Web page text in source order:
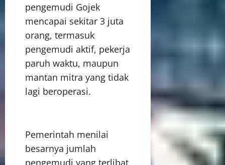
pengemudi Gojek
mencapai sekitar 3 juta
orang, termasuk
pengemudi aktif, pekerja
paruh waktu, maupun
mantan mitra yang tidak
lagi beroperasi.
Pemerintah menilai
besarnya jumlah
pengemudi yang terlibat